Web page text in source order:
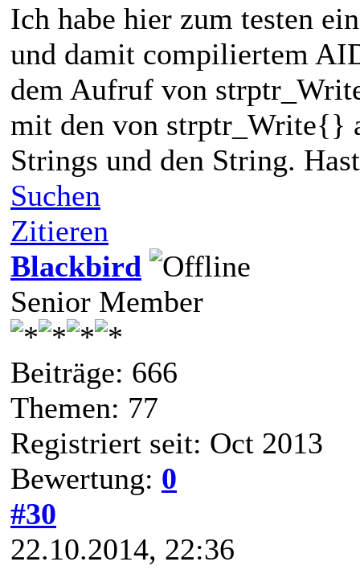
Ich habe hier zum testen
und damit compiliertem
dem Aufruf von
mit den von strptr_Write{}
Strings und den String.
Suchen
Zitieren
Blackbird
Senior Member
Beiträge: 666
Themen: 77
Registriert seit: Oct 2013
Bewertung: 0
#30
22.10.2014, 22:36